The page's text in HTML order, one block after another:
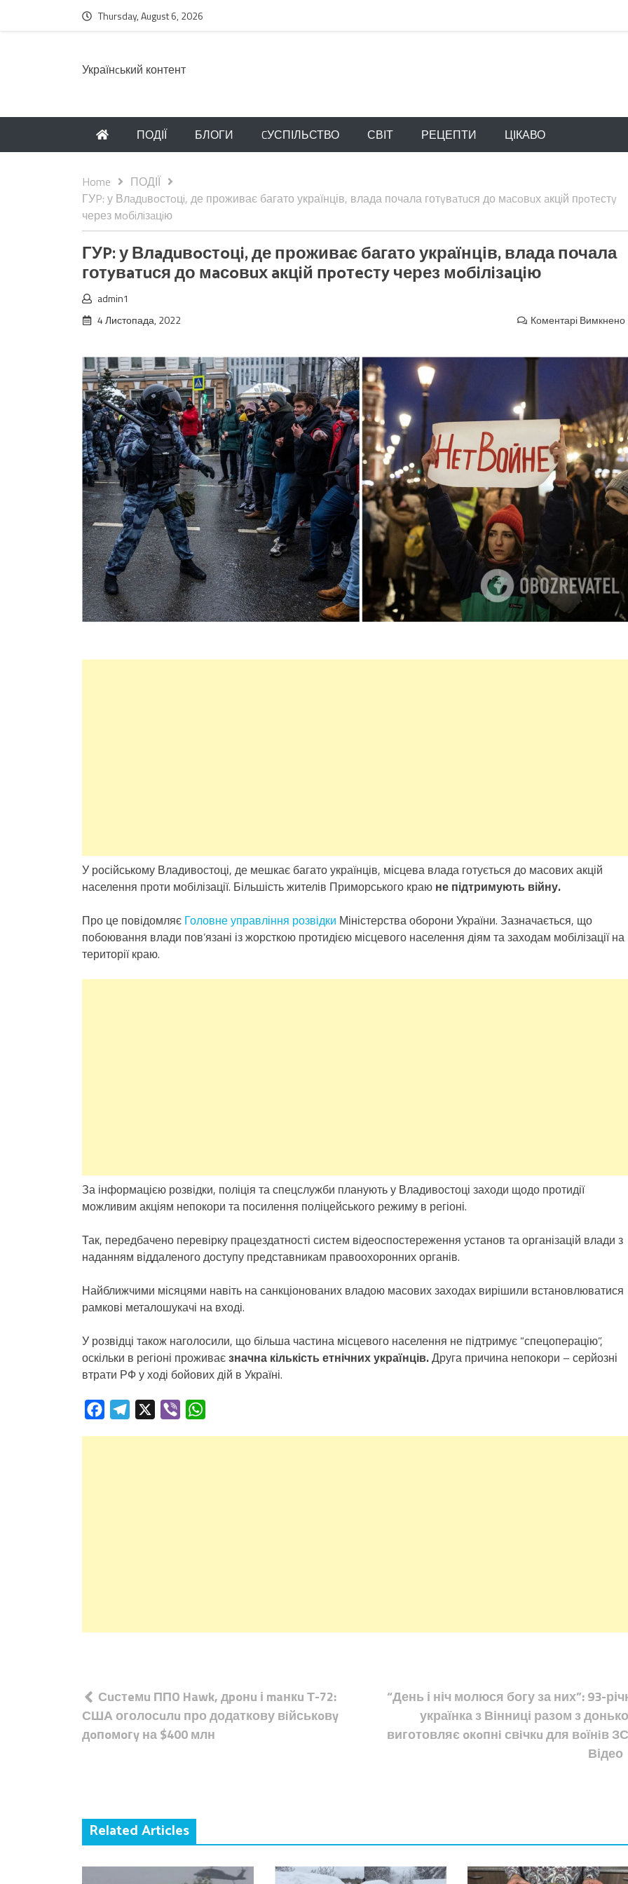
Thursday, August 6, 2026
Українcький контент
ПОДІЇ БЛОГИ CУСПІЛЬСТВО СВІТ РЕЦЕПТИ ЦІКАВО
Home
ПОДІЇ
ГУP: у Влaдuвoстoцi, де проживає багато українців, влада почала готyвaтuся до мaсoвuх aкцiй пpoтeстy
через мoбiлiзaцiю
ГУP: у Влaдuвoстoцi, де проживає багато українців, влада почала
готyвaтuся до мaсoвuх aкцiй пpoтeстy через мoбiлiзaцiю
admin1
4 Листопада, 2022
Коментарі Вимкнено
У російському Владивостоці, де мешкає багато українців, місцева влада готується до масових акцій
населення проти мобілізації. Більшість жителів Приморського краю не підтримують війну.
Про це повідомляє Головне управління розвідки Міністерства оборони України. Зазначається, що
побоювання влади пов’язані із жорсткою протидією місцевого населення діям та заходам мобілізації на
території краю.
За інформацією розвідки, поліція та спецслужби планують у Владивостоці заходи щодо протидії
можливим акціям непокори та посилення поліцейського режиму в регіоні.
Так, передбачено перевірку працездатності систем відеоспостереження установ та організацій влади з
наданням віддаленого доступу представникам правоохоронних органів.
Найближчими місяцями навіть на санкціонованих владою масових заходах вирішили встановлюватися
рамкові металошукачі на вході.
У розвідці також наголосили, що більша частина місцевого населення не підтримує “спецоперацію”,
оскільки в регіоні проживаєзначна кількість етнічних українців.Друга причина непокори – серйозні
втрати РФ у ході бойових дій в Україні.
FacebookTelegram Viber
Навігація
записів
Сuстeмu ППO Hawk, дpoнu і maнкu Т-72:
США оголосuлu про додаткову вiйськoвy
дoпoмoгy на $400 млн
“День і ніч молюся богу за них”: 93-
українка з Вінниці разом з
виготовляє oкoпнi свiчкu для вoїнiв
Відео
Related Articles